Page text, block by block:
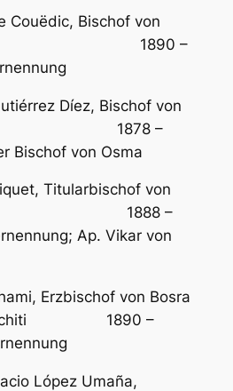
Couëdic, Bischof von
1890 –
Díez, Bischof von
1878 –
von Osma
Titularbischof von
1888 –
Ap. Vikar von
Erzbischof von Bosra
Melchiti 1890 –
López Umaña,